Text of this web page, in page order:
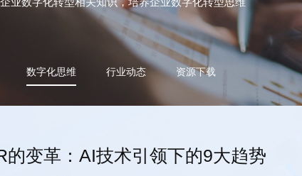
数字化思维 行业动态 资源下载
的变革：AI技术引领下的9大趋势